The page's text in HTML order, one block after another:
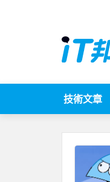
技術文章